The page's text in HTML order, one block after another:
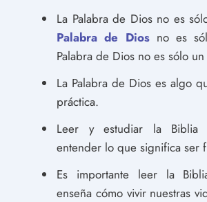
La Palabra de Dios no es
Palabra de Diosno es
Palabra de Dios no es sólo un
La Palabra de Dios es algo
práctica.
Leer y estudiar la Biblia
entender lo que significa ser
Es importante leer la
enseña cómo vivir nuestras